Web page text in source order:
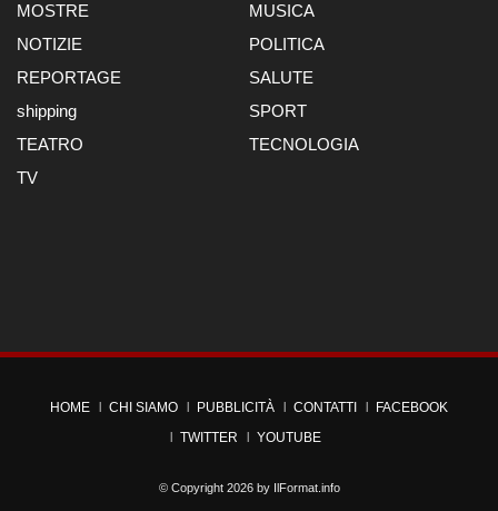
MOSTRE
MUSICA
NOTIZIE
POLITICA
REPORTAGE
SALUTE
shipping
SPORT
TEATRO
TECNOLOGIA
TV
HOME CHI SIAMO PUBBLICITÀ CONTATTI
FACEBOOK
TWITTER
YOUTUBE
© Copyright 2026 by IlFormat.info